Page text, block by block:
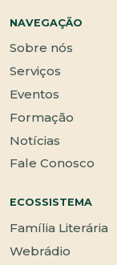
NAVEGAÇÃO
Sobre nós
Serviços
Eventos
Formação
Notícias
Fale Conosco
ECOSSISTEMA
Família Literária
Webrádio